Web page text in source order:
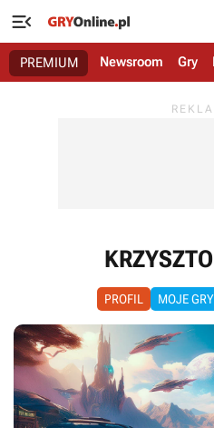

PREMIUM Newsroom Gry
PROFIL MOJE GRY